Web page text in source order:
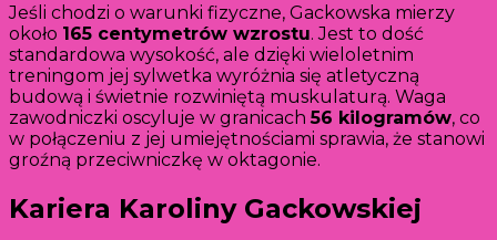
Jeśli chodzi o warunki fizyczne, Gackowska mierzy
około 165 centymetrów wzrostu. Jest to dość
standardowa wysokość, ale dzięki wieloletnim
treningom jej sylwetka wyróżnia się atletyczną
budową i świetnie rozwiniętą muskulaturą. Waga
zawodniczki oscyluje w granicach56 kilogramów, co
w połączeniu z jej umiejętnościami sprawia, że stanowi
groźną przeciwniczkę w oktagonie.
Kariera Karoliny Gackowskiej